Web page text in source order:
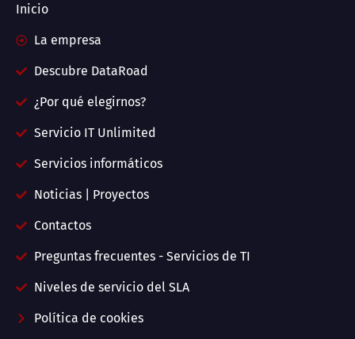
Inicio
La empresa
Descubre DataRoad
¿Por qué elegirnos?
Servicio IT Unlimited
Servicios informáticos
Noticias | Proyectos
Contactos
Preguntas frecuentes - Servicios de TI
Niveles de servicio del SLA
Política de cookies